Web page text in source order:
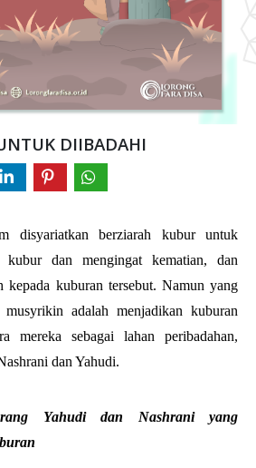
DIIBADAHI
disyariatkan berziarah kubur untuk
kubur dan mengingat kematian, dan
kepada kuburan tersebut. Namun yang
adalah menjadikan kuburan
mereka sebagai lahan peribadahan,
dan Yahudi.
Yahudi dan Nashrani yang